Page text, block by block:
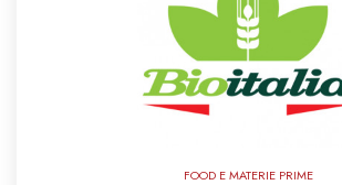
FOOD E MATERIE PRIME